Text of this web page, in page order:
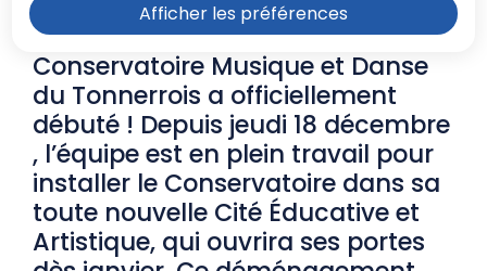
Afficher les préférences
Le grand déménagement du
Conservatoire Musique et Danse
du Tonnerrois a officiellement
débuté ! Depuis jeudi 18 décembre
, l’équipe est en plein travail pour
installer le Conservatoire dans sa
toute nouvelle Cité Éducative et
Artistique, qui ouvrira ses portes